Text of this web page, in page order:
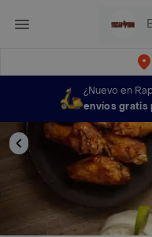
¿Nuevo en
envíos gratis